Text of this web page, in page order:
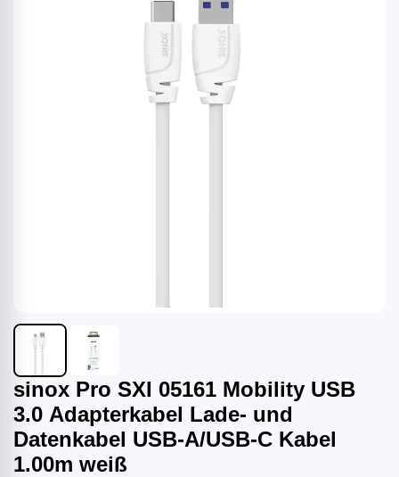
sinox Pro SXI 05161 Mobility USB
3.0 Adapterkabel Lade- und
Datenkabel USB-A/USB-C Kabel
1.00m weiß